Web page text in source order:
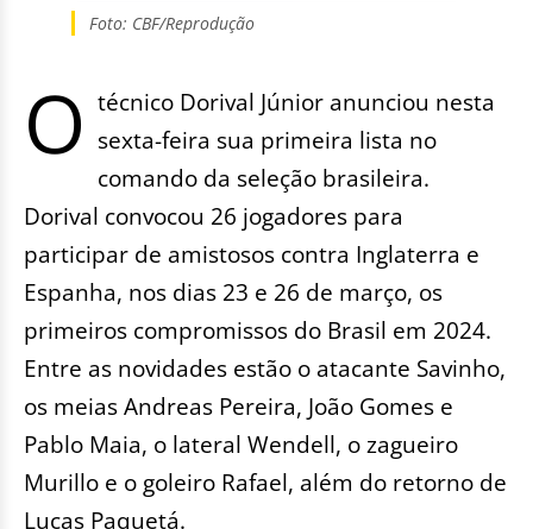
Foto: CBF/Reprodução
O técnico Dorival Júnior anunciou nesta
sexta-feira sua primeira lista no
comando da seleção brasileira.
Dorival convocou 26 jogadores para
participar de amistosos contra Inglaterra e
Espanha, nos dias 23 e 26 de março, os
primeiros compromissos do Brasil em 2024.
Entre as novidades estão o atacante Savinho,
os meias Andreas Pereira, João Gomes e
Pablo Maia, o lateral Wendell, o zagueiro
Murillo e o goleiro Rafael, além do retorno de
Lucas Paquetá.